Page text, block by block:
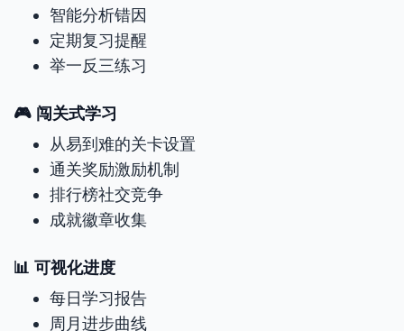
智能分析错因
定期复习提醒
举一反三练习
🎮 闯关式学习
从易到难的关卡设置
通关奖励激励机制
排行榜社交竞争
成就徽章收集
📊 可视化进度
每日学习报告
周月进步曲线